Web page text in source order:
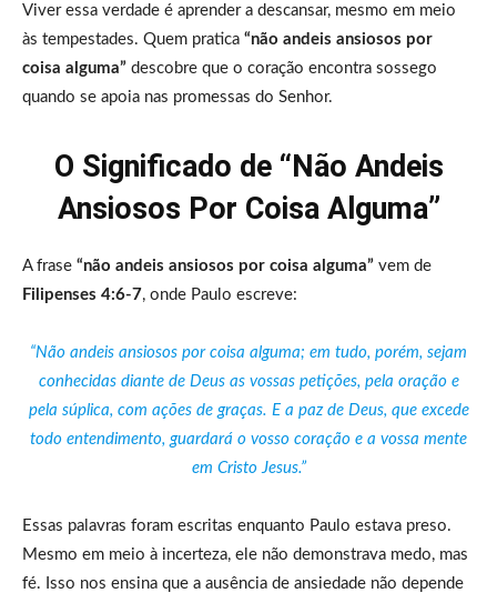
Viver essa verdade é aprender a descansar, mesmo em meio
às tempestades. Quem pratica “não andeis ansiosos por
coisa alguma” descobre que o coração encontra sossego
quando se apoia nas promessas do Senhor.
O Significado de “Não Andeis
Ansiosos Por Coisa Alguma”
A frase “não andeis ansiosos por coisa alguma” vem de
Filipenses 4:6-7, onde Paulo escreve:
“Não andeis ansiosos por coisa alguma; em tudo, porém, sejam
conhecidas diante de Deus as vossas petições, pela oração e
pela súplica, com ações de graças. E a paz de Deus, que excede
todo entendimento, guardará o vosso coração e a vossa mente
em Cristo Jesus.”
Essas palavras foram escritas enquanto Paulo estava preso.
Mesmo em meio à incerteza, ele não demonstrava medo, mas
fé. Isso nos ensina que a ausência de ansiedade não depende